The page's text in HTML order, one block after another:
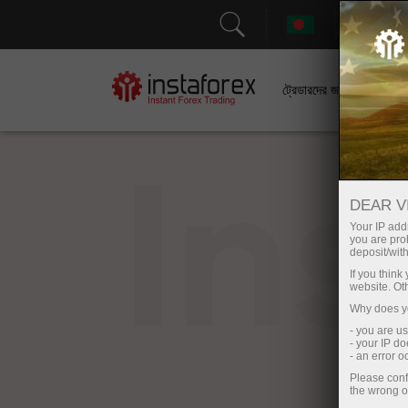
ট্রেডারদের জন্য
DEAR
Your IP
you are
deposit/
If you
website.
Why does
- you are
- your IP
- an error
Please
the wrong